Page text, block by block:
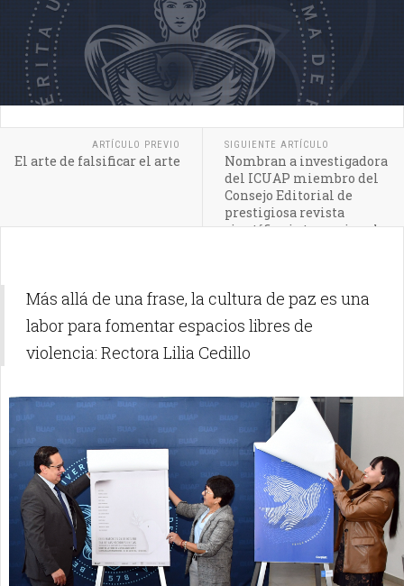
ARTÍCULO PREVIO
El arte de falsificar el arte
SIGUIENTE ARTÍCULO
Nombran a investigadora
del ICUAP miembro del
Consejo Editorial de
prestigiosa revista
científica internacional
Más allá de una frase, la cultura de paz es una
labor para fomentar espacios libres de
violencia: Rectora Lilia Cedillo